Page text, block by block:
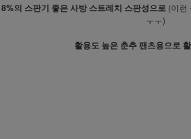
8%의 스판기 좋은 사방 스트레치 스판성으로 (이런
ㅜㅜ)
활용도 높은 춘추 팬츠용으로